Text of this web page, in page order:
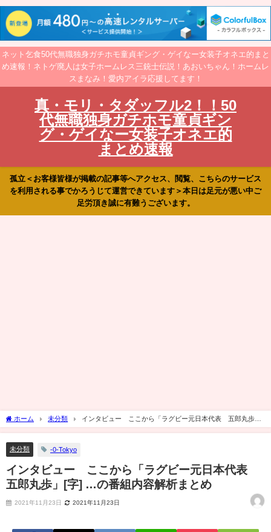
ネット乞食50代無職独身ガチホモ童貞ギング・ゲイなー女装子オネエ的まと
め速報！ネトゲ廃人は女子ホームレス三銃士伝説！あおいちゃん！ホームレ
スまなみ！愛内アイラ応援してます！
真・モリ・タダッフル2！！50
代無職独身ガチホモ童貞ギン
グ・ゲイなー女装子オネエ的
まとめ速報
孤立＜お客様皆様が掲載の記事等へアクセス、閲覧、こちらのサービス
を利用される事でかろうじて運営できています＞本日は足元が悪い中ご
足労頂き誠に有難うございます。
ホーム 未分類
インタビュー ここから「ラグビー元日本代表 五郎丸歩」
[字] …の番組内容解析まとめ
未分類 -0-Tokyo
インタビュー ここから「ラグビー元日本代表
五郎丸歩」[字] …の番組内容解析まとめ
2021年11月23日 2021年11月23日